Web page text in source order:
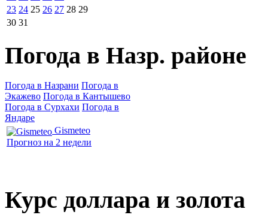
23 24 25 26 27 28 29
30 31
Погода в Назр. районе
Погода в Назрани Погода в
Экажево Погода в Кантышево
Погода в Сурхахи Погода в
Яндаре
Gismeteo
Прогноз на 2 недели
Курс доллара и золота